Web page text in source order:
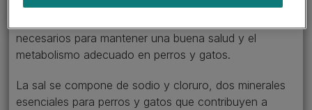
necesarios para mantener una buena salud y el
metabolismo adecuado en perros y gatos.
La sal se compone de sodio y cloruro, dos minerales
esenciales para perros y gatos que contribuyen a